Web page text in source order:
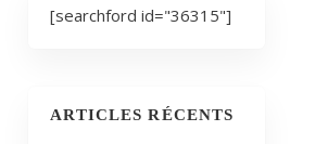
[searchford id="36315"]
ARTICLES RÉCENTS